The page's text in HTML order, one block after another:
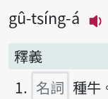
gû-tsíng-á
釋義
名詞 種牛